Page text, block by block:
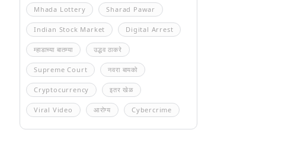
Mhada Lottery Sharad Pawar
Indian Stock Market Digital Arrest
म्हाडाच्या बातम्या उद्धव ठाकरे
Supreme Court नवरा बायको
Cryptocurrency इतर खेळ
Viral Video आरोग्य Cybercrime